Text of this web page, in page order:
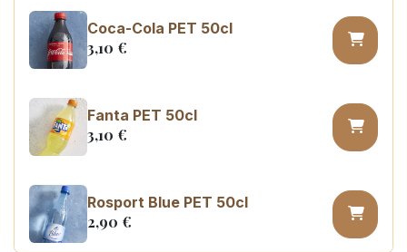
Coca-Cola PET 50cl
3,10 €
Fanta PET 50cl
3,10 €
Rosport Blue PET 50cl
2,90 €